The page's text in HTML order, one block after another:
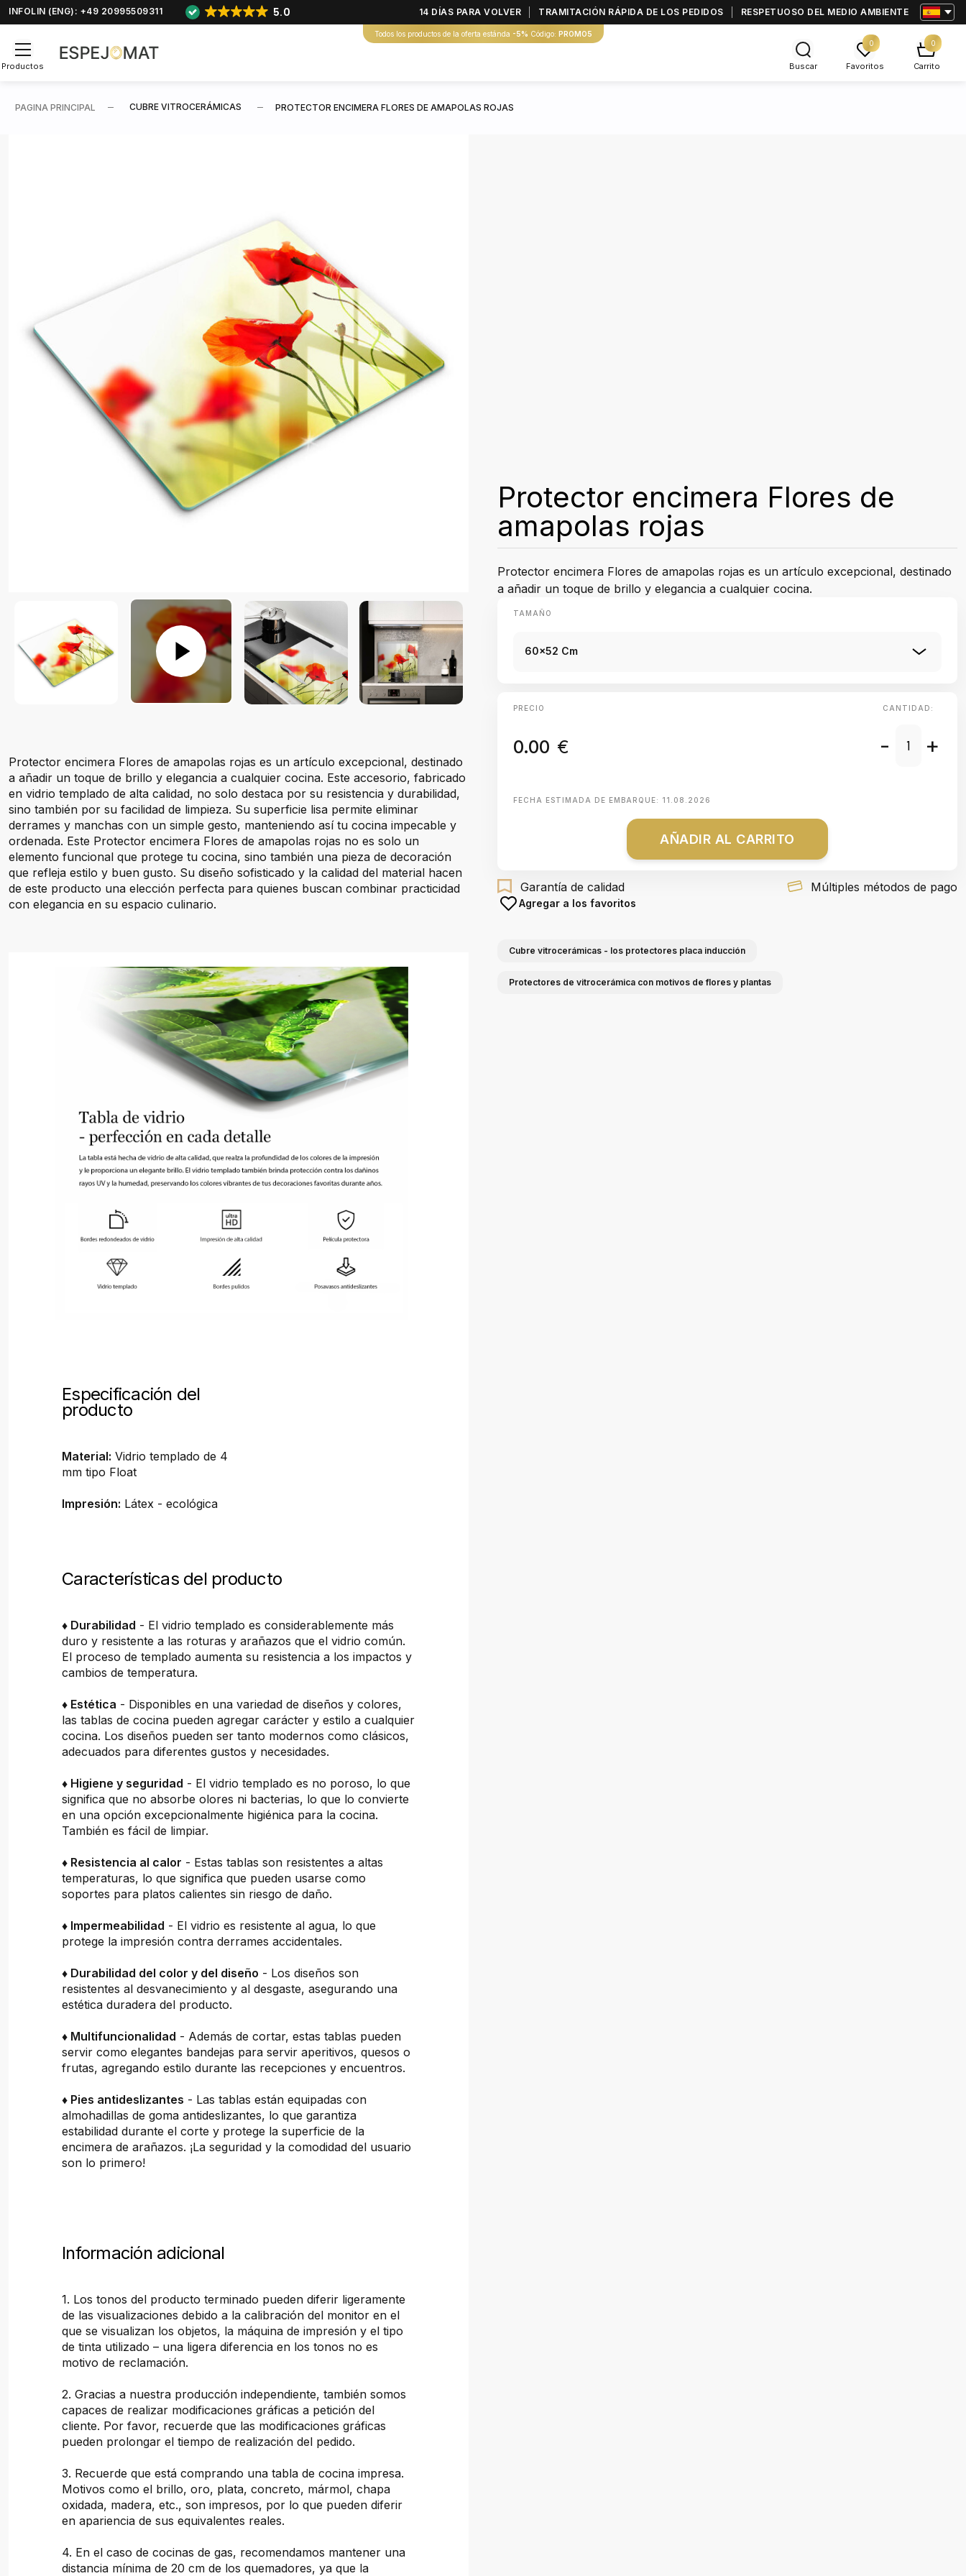
INFOLIN (ENG): +49 20995509311 5.0 14 DÍAS PARA VOLVER TRAMITACIÓN RÁPIDA DE LOS PEDIDOS RESPETUOSO DEL MEDIO AMBIENTE
Todos los productos de la oferta estánda -5% Código: PROMO5
Productos Buscar
0
Favoritos
0
Carrito
PAGINA PRINCIPAL CUBRE VITROCERÁMICAS PROTECTOR ENCIMERA FLORES DE AMAPOLAS ROJAS
Protector encimera Flores de amapolas rojas es un artículo excepcional, destinado
a añadir un toque de brillo y elegancia a cualquier cocina. Este accesorio, fabricado
en vidrio templado de alta calidad, no solo destaca por su resistencia y durabilidad,
sino también por su facilidad de limpieza. Su superficie lisa permite eliminar
derrames y manchas con un simple gesto, manteniendo así tu cocina impecable y
ordenada. Este Protector encimera Flores de amapolas rojas no es solo un
elemento funcional que protege tu cocina, sino también una pieza de decoración
que refleja estilo y buen gusto. Su diseño sofisticado y la calidad del material hacen
de este producto una elección perfecta para quienes buscan combinar practicidad
con elegancia en su espacio culinario.
Especificación del
producto
Material: Vidrio templado de 4
mm tipo Float
Impresión: Látex - ecológica
Características del producto
♦ Durabilidad - El vidrio templado es considerablemente más
duro y resistente a las roturas y arañazos que el vidrio común.
El proceso de templado aumenta su resistencia a los impactos y
cambios de temperatura.
♦ Estética - Disponibles en una variedad de diseños y colores,
las tablas de cocina pueden agregar carácter y estilo a cualquier
cocina. Los diseños pueden ser tanto modernos como clásicos,
adecuados para diferentes gustos y necesidades.
♦ Higiene y seguridad - El vidrio templado es no poroso, lo que
significa que no absorbe olores ni bacterias, lo que lo convierte
en una opción excepcionalmente higiénica para la cocina.
También es fácil de limpiar.
♦ Resistencia al calor - Estas tablas son resistentes a altas
temperaturas, lo que significa que pueden usarse como
soportes para platos calientes sin riesgo de daño.
♦ Impermeabilidad - El vidrio es resistente al agua, lo que
protege la impresión contra derrames accidentales.
♦ Durabilidad del color y del diseño - Los diseños son
resistentes al desvanecimiento y al desgaste, asegurando una
estética duradera del producto.
♦ Multifuncionalidad - Además de cortar, estas tablas pueden
servir como elegantes bandejas para servir aperitivos, quesos o
frutas, agregando estilo durante las recepciones y encuentros.
♦ Pies antideslizantes - Las tablas están equipadas con
almohadillas de goma antideslizantes, lo que garantiza
estabilidad durante el corte y protege la superficie de la
encimera de arañazos. ¡La seguridad y la comodidad del usuario
son lo primero!
Información adicional
1. Los tonos del producto terminado pueden diferir ligeramente
de las visualizaciones debido a la calibración del monitor en el
que se visualizan los objetos, la máquina de impresión y el tipo
de tinta utilizado – una ligera diferencia en los tonos no es
motivo de reclamación.
2. Gracias a nuestra producción independiente, también somos
capaces de realizar modificaciones gráficas a petición del
cliente. Por favor, recuerde que las modificaciones gráficas
pueden prolongar el tiempo de realización del pedido.
3. Recuerde que está comprando una tabla de cocina impresa.
Motivos como el brillo, oro, plata, concreto, mármol, chapa
oxidada, madera, etc., son impresos, por lo que pueden diferir
en apariencia de sus equivalentes reales.
4. En el caso de cocinas de gas, recomendamos mantener una
distancia mínima de 20 cm de los quemadores, ya que la
Protector encimera Flores de
amapolas rojas
Protector encimera Flores de amapolas rojas es un artículo excepcional, destinado
a añadir un toque de brillo y elegancia a cualquier cocina.
TAMAÑO
60x52 Cm
PRECIO
0.00 €
CANTIDAD:
- +
FECHA ESTIMADA DE EMBARQUE: 11.08.2026
AÑADIR AL CARRITO
Garantía de calidad Múltiples métodos de pago
Agregar a los favoritos
Cubre vitrocerámicas - los protectores placa inducción
Protectores de vitrocerámica con motivos de flores y plantas